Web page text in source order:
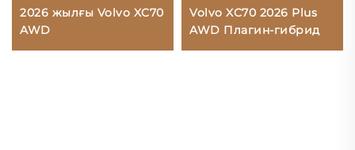
2026 жылғы Volvo XC70
AWD
Volvo XC70 2026 Plus
AWD Плагин-гибрид